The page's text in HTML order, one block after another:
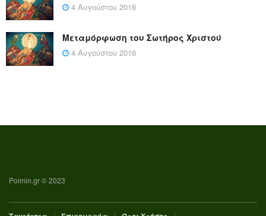
4 Αυγούστου 2016
Μεταμόρφωση του Σωτήρος Χριστού
4 Αυγούστου 2016
Poimin.gr © 2023